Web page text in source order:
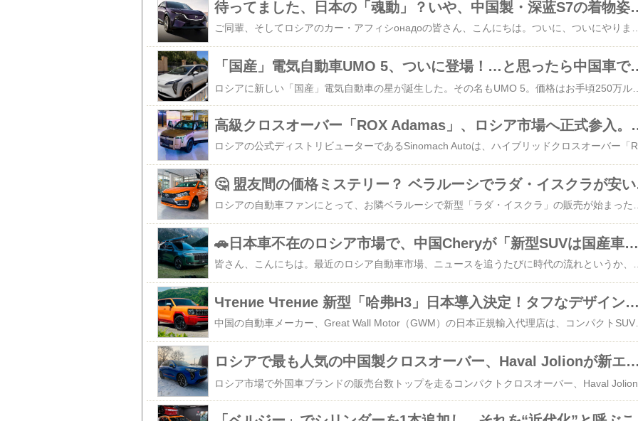
待ってました、日本の「魂動」？いや、
「国産」電気自動車UMO 5、ついに登場！…
ロシアに新しい「国産」電気自動車の星が誕生した。その名もUMO 5。価格はお手頃250万ルーブル（約460万円）だ。開発にはあのYandexも参加したらしい。…が、よく見るとその正体は中国・広汽集団（GAC）の「Aion Y Plus」（2025年モデル）だった！つまり、ロシアンテイストたっぷりに味付けされた中華EVの登場である。生産を請け負ったのは、モスクワ市民なら誰もが知る由緒正しき「モスクヴィッチ」工場。しかし実態は「ノックダウン方式」（要は組み立てるだけ）。今年は4,000台をノックダウンする野心的な計画だ。いずれは溶接と塗装もやる…かもしれない。最もロシアらしい改造ポイントは、ヤンデックスのお家芸である「アリサ」を搭載したこと。この音声アシスタント、窓の開閉はもちろん、なんと「リモートで車内を暖める」機能付き。寒いロシアの冬にはもってこいだ。また、中国の「ドナー」にはなかったリアシートヒーターを追加したのは、現地化努力の賜物と言えよう。気になるバッテリーは63.2kWhで航続距離は400〜420km。馬力は204馬力。ちょっとした工夫として、中国版のイマイチなポップアップドアハンドルを、普通の引っ手に変えたのも地味にポイントが高い。価格はなんと約2.5百万ルーブル。これには国の補助金92.5万ルーブルが含まれている。つまり、国がお金を出して「国産ですよ」と言っているようなものだ。競合の「Atom」（同じくモスクヴィッチ製）よりは50万近く安い。最初の100台は早速、Yandexのタクシーパートナーに配られる予定。どうやら我々庶民が買うより先に、モスクワのタクシーでこの「日中露合作」の怪しい乗り物にお目にかかれそうだ。詳しいスペックや中国版との比較、気になる実力は、以下の詳細レビューで確認してみてください。👉 【完全比較】電気自動車UMO 5 徹底レビュー：中国Aion Y Plusとの違い、価格、評価（アイアンホース速報、2026年3月10日）（以下、コメント）「ロシアの技術力と中国の生産力のコラボ！…ただしロシア側担当は『アリサを入れること』と『シートあったかくすること』でした。」
高級クロスオーバー「
🤔 盟友
🚗日本車不在のロシア市場で、中国Cheryが「新型SUVは国産車より頭一つ抜けてる」と豪語！その名もJaecoo J6
Чтение Чтение 新型「哈弗H3」日本導入決定！タフなデザインと最新装備で2026年モデル登場
中国の自動車メーカー、Great Wall Motor（GWM）の日本正規輸入代理店は、コンパクトSUV「哈弗（ハヴァル）H3」の2026年モデルを発表し、予約受注を開始した。本モデルは、力強いデザインと実用性を両立させたモデルとして知られるH3に、最新の技術と快適装備を追加した大幅改良版となる。主な改良点は、力強いデザインの進化と、快適装備の拡充だ。外観は、SUVとしての存在感をさらに強調するフロントグリルと、機能性を高めたリアゲートが特徴。特にリア周りは、ナンバープレートの位置をバンパーからテールゲートに移動させるとともに、リアガラスを大型化。視認性を高めるリアワイパーを全車に標準装備した。また、4WDモデルにはブラックのフロントグリルを採用し、よりアグレッシブな印象を与える。内装では、後席の快適性が大幅に向上した。待望のセンターアームレスト（2個のカップホルダー付き）を新たに標準装備。さらに、上級グレードの「Premium」と「Tech Plus」では、ラゲッジルームのパーティションシェルフ（ハードタイプ）、運転席・助手席サンバイザーの照明付きバニティミラーを追加。インフォテインメントシステムは「VK Video」プラットフォームに対応し、エンターテインメント性も向上した。従来、ステアリングコラムにあったクルーズコントロールレバーは、ステアリング左スポークに集約され、操作性が改善されている。
ロシアで最も人気の中国製クロスオーバー、Haval Jolionが新エンジンを投入